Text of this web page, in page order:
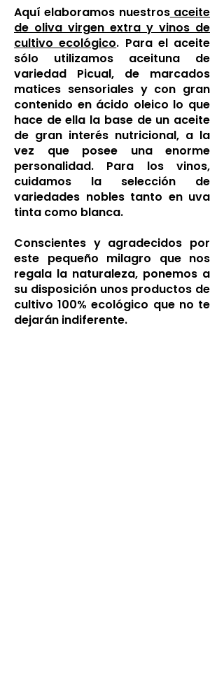
Aquí elaboramos nuestros aceite
de oliva virgen extra y vinos de
cultivo ecológico. Para el aceite
sólo utilizamos aceituna de
variedad Picual, de marcados
matices sensoriales y con gran
contenido en ácido oleico lo que
hace de ella la base de un aceite
de gran interés nutricional, a la
vez que posee una enorme
personalidad. Para los vinos,
cuidamos la selección de
variedades nobles tanto en uva
tinta como blanca.
Conscientes y agradecidos por
este pequeño milagro que nos
regala la naturaleza, ponemos a
su disposición unos productos de
cultivo 100% ecológico que no te
dejarán indiferente.